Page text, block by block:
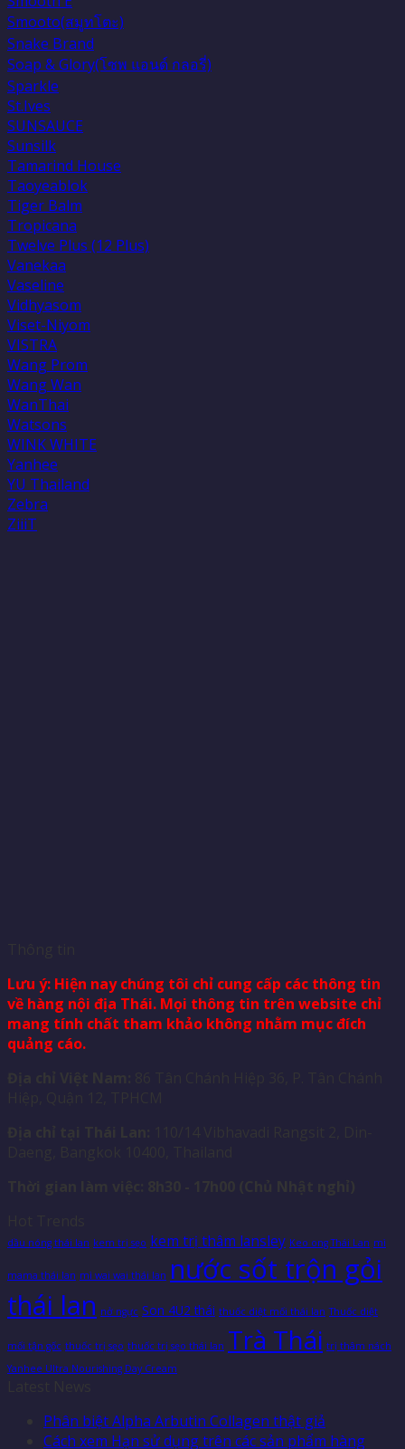
Smooto(สมูทโตะ)
Snake Brand
Soap & Glory(โซพ แอนด์ กลอรี่)
Sparkle
St.Ives
SUNSAUCE
Sunsilk
Tamarind House
Taoyeablok
Tiger Balm
Tropicana
Twelve Plus (12 Plus)
Vanekaa
Vaseline
Vidhyasom
Viset-Niyom
VISTRA
Wang Prom
Wang Wan
WanThai
Watsons
WINK WHITE
Yanhee
YU Thailand
Zebra
ZiiiT
Lưu ý: Hiện nay chúng tôi chỉ cung cấp các thông tin
về hàng nội địa Thái. Mọi thông tin trên website chỉ
mang tính chất tham khảo không nhằm mục đích
quảng cáo.
dầu nóng thái lan kem trị sẹo kem trị thâm lansley Keo ong Thái Lan mì
mama thái lan mì wai wai thái lan nước sốt trộn gỏi
thái lan nở ngực Son 4U2 thái thuốc diệt mối thái lan Thuốc diệt
mối tận gốc thuốc trị sẹo thuốc trị sẹo thái lan Trà Thái trị thâm nách
Yanhee Ultra Nourishing Day Cream
Phân biệt Alpha Arbutin Collagen thật giả
Cách xem Hạn sử dụng trên các sản phẩm hàng